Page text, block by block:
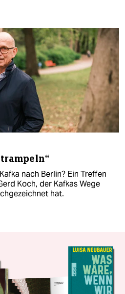
nach Berlin? Ein Treffen
Koch, der Kafkas Wege
hat.